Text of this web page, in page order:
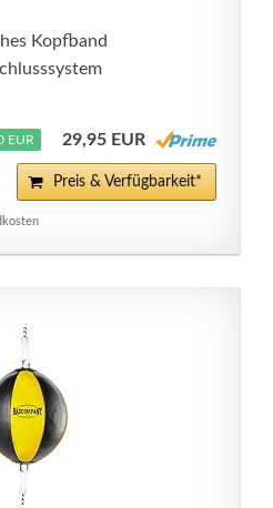
Kopfband
EUR 29,95 EUR
Preis & Verfügbarkeit*